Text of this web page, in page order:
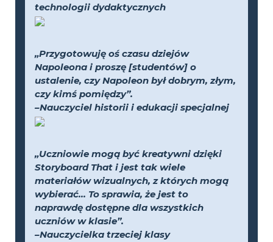
technologii dydaktycznych
„Przygotowuję oś czasu dziejów
Napoleona i proszę [studentów] o
ustalenie, czy Napoleon był dobrym, złym,
czy kimś pomiędzy”.
–Nauczyciel historii i edukacji specjalnej
„Uczniowie mogą być kreatywni dzięki
Storyboard That i jest tak wiele
materiałów wizualnych, z których mogą
wybierać... To sprawia, że jest to
naprawdę dostępne dla wszystkich
uczniów w klasie”.
–Nauczycielka trzeciej klasy